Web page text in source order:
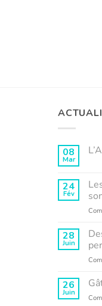
08
Mar
Kyko
24
Fév
28
Juin
26
Juin